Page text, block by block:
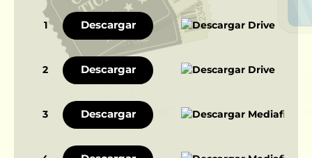
1 Descargar
2 Descargar
3 Descargar